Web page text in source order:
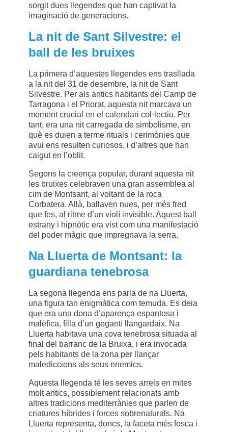
sorgit dues llegendes que han captivat la
imaginació de generacions.
La nit de Sant Silvestre: el
ball de les bruixes
La primera d’aquestes llegendes ens trasllada
a la nit del 31 de desembre, la nit de Sant
Silvestre. Per als antics habitants del Camp de
Tarragona i el Priorat, aquesta nit marcava un
moment crucial en el calendari col·lectiu. Per
tant, era una nit carregada de simbolisme, en
què es duien a terme rituals i cerimònies que
avui ens resulten curiosos, i d’altres que han
caigut en l’oblit.
Segons la creença popular, durant aquesta nit
les bruixes celebraven una gran assemblea al
cim de Montsant, al voltant de la roca
Corbatera. Allà, ballaven nues, per més fred
que fes, al ritme d’un violí invisible. Aquest ball
estrany i hipnòtic era vist com una manifestació
del poder màgic que impregnava la serra.
Na Lluerta de Montsant: la
guardiana tenebrosa
La segona llegenda ens parla de na Lluerta,
una figura tan enigmàtica com temuda. Es deia
que era una dona d’aparença espantosa i
malèfica, filla d’un gegantí llangardaix. Na
Lluerta habitava una cova tenebrosa situada al
final del barranc de la Bruixa, i era invocada
pels habitants de la zona per llançar
malediccions als seus enemics.
Aquesta llegenda té les seves arrels en mites
molt antics, possiblement relacionats amb
altres tradicions mediterrànies que parlen de
criatures híbrides i forces sobrenaturals. Na
Lluerta representa, doncs, la faceta més fosca i